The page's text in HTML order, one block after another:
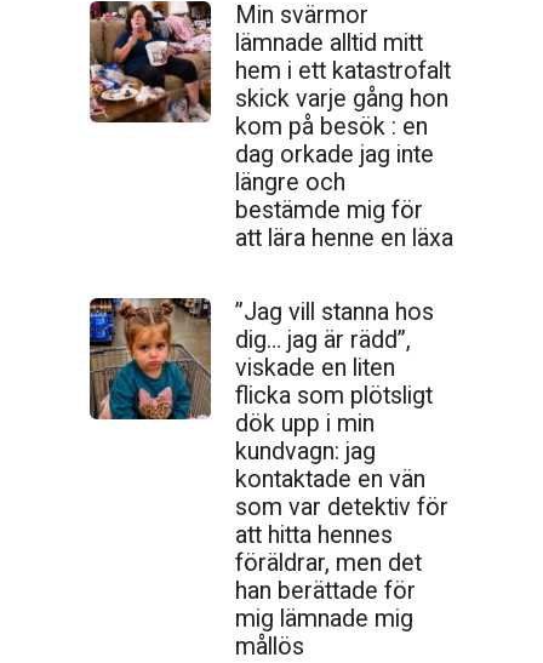
Min svärmor
lämnade alltid mitt
hem i ett katastrofalt
skick varje gång hon
kom på besök : en
dag orkade jag inte
längre och
bestämde mig för
att lära henne en läxa
”Jag vill stanna hos
dig… jag är rädd”,
viskade en liten
flicka som plötsligt
dök upp i min
kundvagn: jag
kontaktade en vän
som var detektiv för
att hitta hennes
föräldrar, men det
han berättade för
mig lämnade mig
mållös